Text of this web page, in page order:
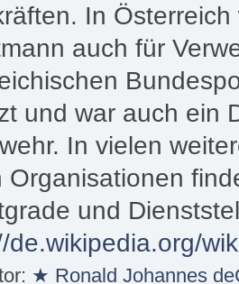
In
auch für
und war auch ein
In vielen
Organisationen
und
de.wikipedia.org/
★ Ronald Johannes